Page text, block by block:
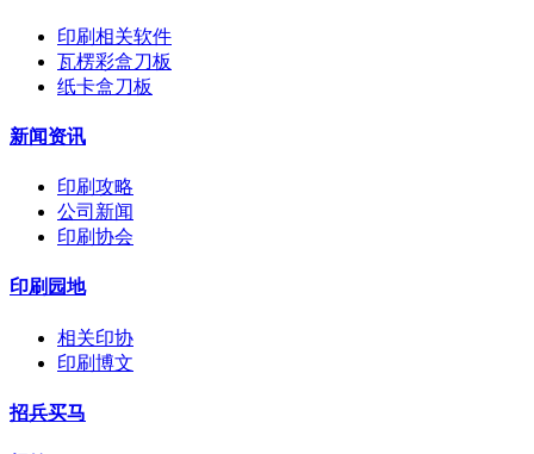
印刷相关软件
瓦楞彩盒刀板
纸卡盒刀板
新闻资讯
印刷攻略
公司新闻
印刷协会
印刷园地
相关印协
印刷博文
招兵买马